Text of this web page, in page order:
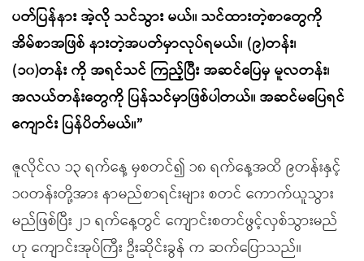
ပတ်ပြန်နား အဲ့လို သင်သွား မယ်။ သင်ထားတဲ့စာတွေကို
အိမ်စာအဖြစ် နားတဲ့အပတ်မှာလုပ်ရမယ်။ (၉)တန်း၊
(၁၀)တန်း ကို အရင်သင် ကြည့်ပြီး အဆင်ပြေမှ မူလတန်း၊
အလယ်တန်းတွေကို ပြန်သင်မှာဖြစ်ပါတယ်။ အဆင်မပြေရင်
ကျောင်း ပြန်ပိတ်မယ်။”
ဇူလိုင်လ ၁၃ ရက်နေ့ မှစတင်၍ ၁၈ ရက်နေ့အထိ ၉တန်းနှင့်
၁၀တန်းတို့အား နာမည်စာရင်းများ စတင် ကောက်ယူသွား
မည်ဖြစ်ပြီး ၂၁ ရက်နေ့တွင် ကျောင်းစတင်ဖွင့်လှစ်သွားမည်
ဟု ကျောင်းအုပ်ကြီး ဦးဆိုင်းခွန် က ဆက်ပြောသည်။